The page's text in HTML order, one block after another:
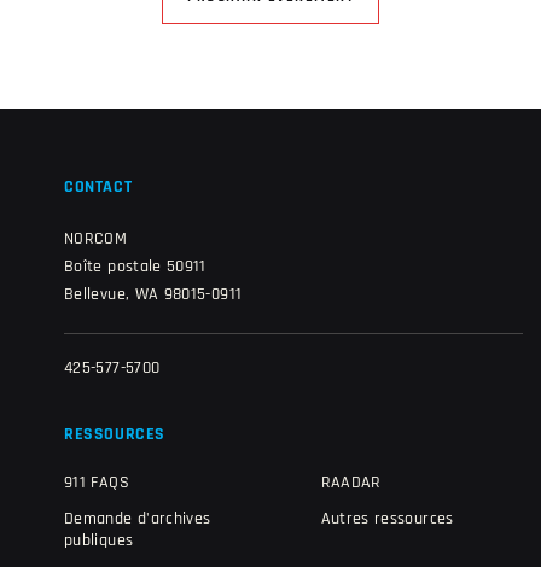
CONTACT
NORCOM
Boîte postale 50911
Bellevue, WA 98015-0911
425-577-5700
RESSOURCES
911 FAQS
Demande d'archives
publiques
RAADAR
Autres ressources